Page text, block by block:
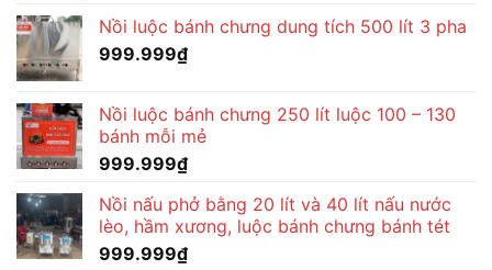
Nồi luộc bánh chưng dung tích 500 lít 3 pha
999.999₫
Nồi luộc bánh chưng 250 lít luộc 100 – 130
bánh mỗi mẻ
999.999₫
Nồi nấu phở bằng 20 lít và 40 lít nấu nước
lèo, hầm xương, luộc bánh chưng bánh tét
999.999₫